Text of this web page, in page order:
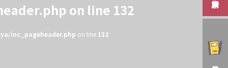
on line 132
inc_pageheader.php on line 132